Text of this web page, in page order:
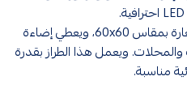
يُركَّب داخل فتحات الأسقف المستعارة بمقاس 60x60، ويعطي إضاءة
ويعمل هذا الطراز بقدرة